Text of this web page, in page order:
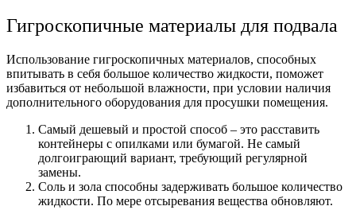
Гигроскопичные материалы для подвала
Использование гигроскопичных материалов, способных
впитывать в себя большое количество жидкости, поможет
избавиться от небольшой влажности, при условии наличия
дополнительного оборудования для просушки помещения.
Самый дешевый и простой способ – это расставить
контейнеры с опилками или бумагой. Не самый
долгоиграющий вариант, требующий регулярной
замены.
Соль и зола способны задерживать большое количество
жидкости. По мере отсыревания вещества обновляют.